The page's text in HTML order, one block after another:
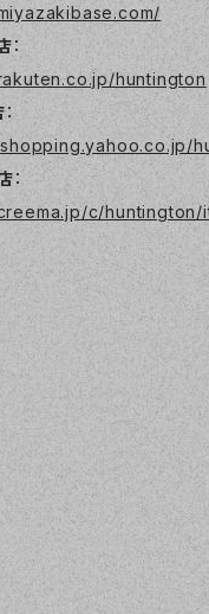
：
huntington
：
：
c/huntington/